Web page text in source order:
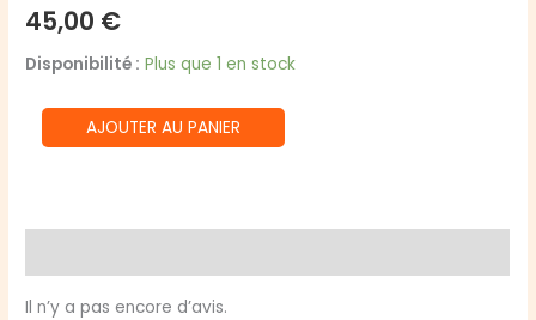
45,00 €
Disponibilité : Plus que 1 en stock
quantité
de
cat
AJOUTER AU PANIER
Il n’y a pas encore d’avis.